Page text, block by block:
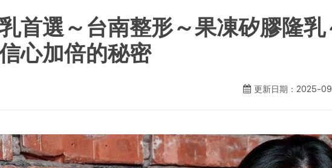
首選～台南整形～果凍矽膠隆
心加倍的秘密
更新日期：2025-